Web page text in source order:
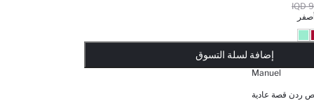
إضافة لسلة التسوق
الكمية ... إخبارعندما يكون في المخزن
تمت إضافة المنتج إلى سلة التسوق
Manuel
ردن قصة عادية